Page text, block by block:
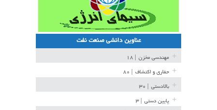
عناوین دانشی صنعت نفت
مهندسی مخزن
حفاری و اکتشاف
بالادستی
پایین دستی